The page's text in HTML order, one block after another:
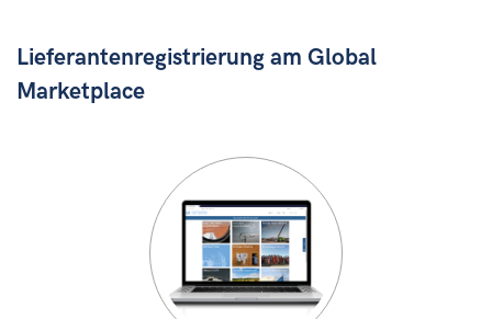
Lieferantenregistrierung am Global
Marketplace